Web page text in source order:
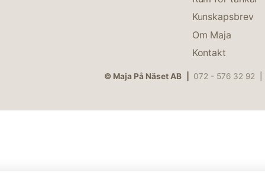
Kunskapsbrev
Om Maja
Kontakt
© Maja På Näset AB 072 - 576 32 92